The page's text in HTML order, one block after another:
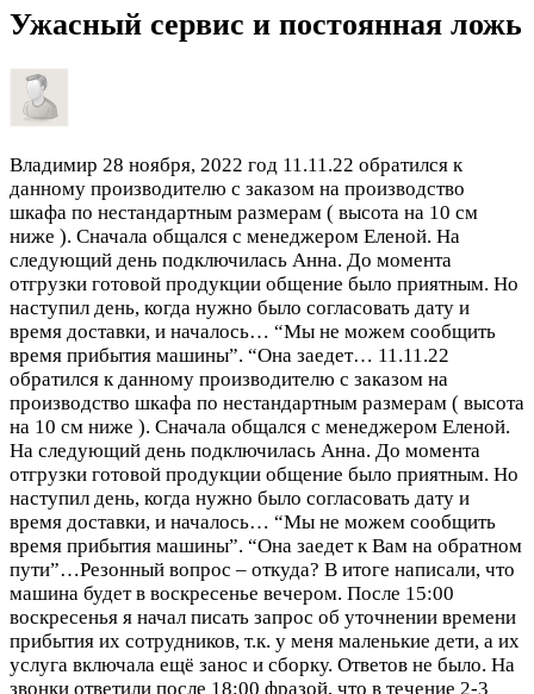
Ужасный сервис и постоянная ложь
Владимир 28 ноября, 2022 год 11.11.22 обратился к
данному производителю с заказом на производство
шкафа по нестандартным размерам ( высота на 10 см
ниже ). Сначала общался с менеджером Еленой. На
следующий день подключилась Анна. До момента
отгрузки готовой продукции общение было приятным. Но
наступил день, когда нужно было согласовать дату и
время доставки, и началось… “Мы не можем сообщить
время прибытия машины”. “Она заедет… 11.11.22
обратился к данному производителю с заказом на
производство шкафа по нестандартным размерам ( высота
на 10 см ниже ). Сначала общался с менеджером Еленой.
На следующий день подключилась Анна. До момента
отгрузки готовой продукции общение было приятным. Но
наступил день, когда нужно было согласовать дату и
время доставки, и началось… “Мы не можем сообщить
время прибытия машины”. “Она заедет к Вам на обратном
пути”…Резонный вопрос – откуда? В итоге написали, что
машина будет в воскресенье вечером. После 15:00
воскресенья я начал писать запрос об уточнении времени
прибытия их сотрудников, т.к. у меня маленькие дети, а их
услуга включала ещё занос и сборку. Ответов не было. На
звонки ответили после 18:00 фразой, что в течение 2-3